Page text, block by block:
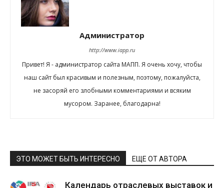
Администратор
http://www.iapp.ru
Привет! Я - администратор сайта МАПП. Я очень хочу, чтобы
наш сайт был красивым и полезным, поэтому, пожалуйста,
не засоряй его злобными комментариями и всяким
мусором. Заранее, благодарна!
ЭТО МОЖЕТ БЫТЬ ИНТЕРЕСНО ЕЩЕ ОТ АВТОРА
Календарь отраслевых выставок и